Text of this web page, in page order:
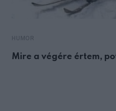
Mire a végére értem,